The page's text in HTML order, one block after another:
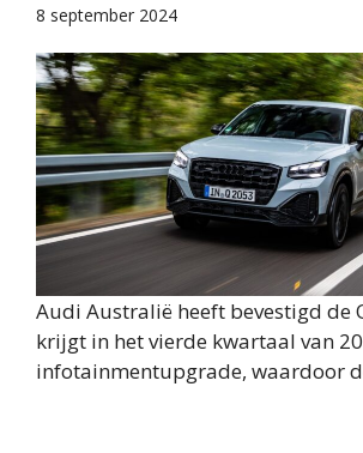
8 september 2024
Audi Australië heeft bevestigd de
krijgt in het vierde kwartaal van
infotainmentupgrade, waardoor